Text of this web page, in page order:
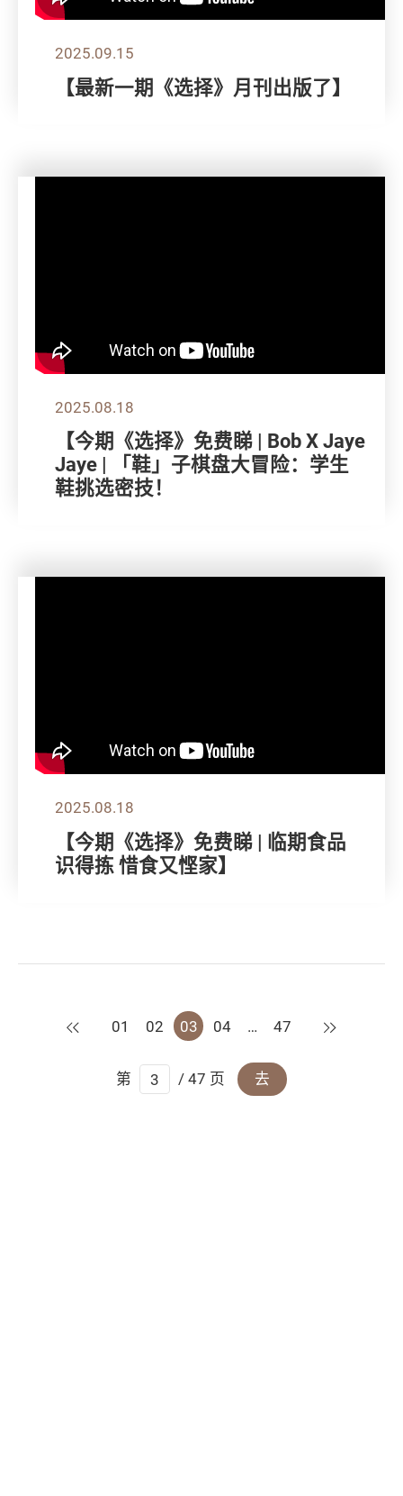
2025.09.15
【最新一期《选择》月刊出版了】
2025.08.18
【今期《选择》免费睇 | Bob X Jaye
Jaye | 「鞋」子棋盘大冒险：学生
鞋挑选密技！
2025.08.18
【今期《选择》免费睇 | 临期食品
识得拣 惜食又悭家】
上一页
01 02 03 04 … 47 下一页
第 / 47 页 去